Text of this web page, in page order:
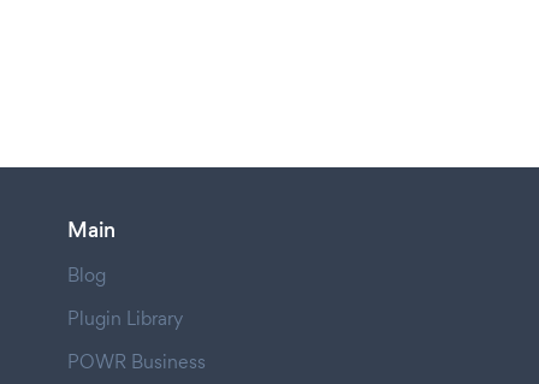
Main
Blog
Plugin Library
POWR Business